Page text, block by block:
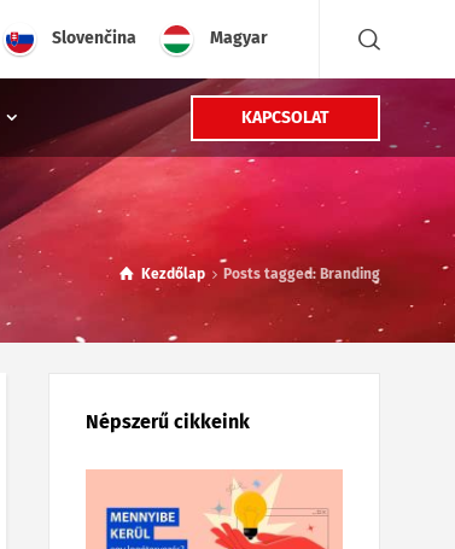
Slovenčina Magyar
KAPCSOLAT
Kezdőlap Posts tagged: Branding
Népszerű cikkeink